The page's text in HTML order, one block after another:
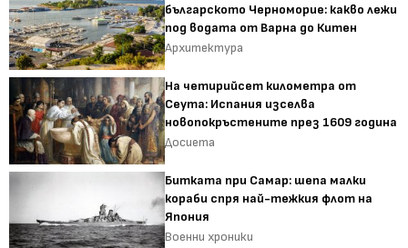
българското Черноморие: какво лежи
под водата от Варна до Китен
Архитектура
На четирийсет километра от
Сеута: Испания изселва
новопокръстените през 1609 година
Досиета
Битката при Самар: шепа малки
кораби спря най-тежкия флот на
Япония
Военни хроники